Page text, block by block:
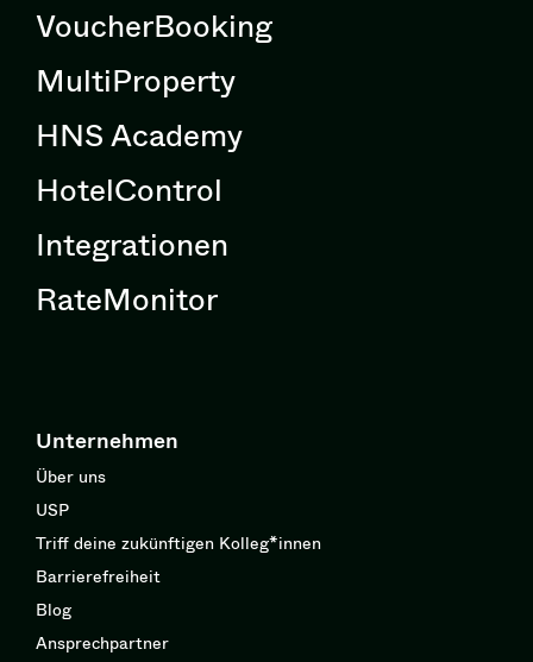
VoucherBooking
MultiProperty
HNS Academy
HotelControl
Integrationen
RateMonitor
Unternehmen
Über uns
USP
Triff deine zukünftigen Kolleg*innen
Barrierefreiheit
Blog
Ansprechpartner